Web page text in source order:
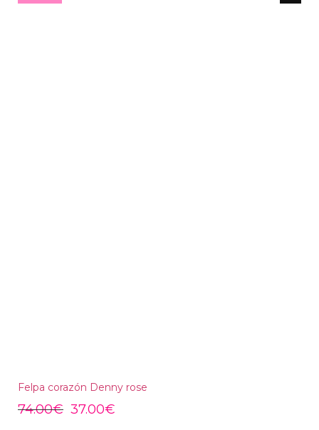
Felpa corazón Denny rose
74.00€ 37.00€